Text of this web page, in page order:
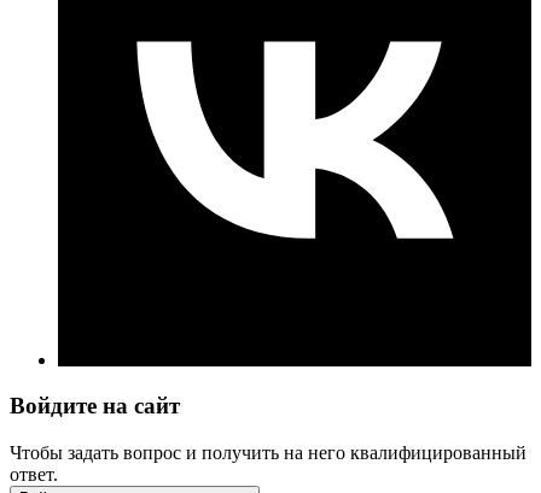
Войдите на сайт
Чтобы задать вопрос и получить на него квалифицированный
ответ.